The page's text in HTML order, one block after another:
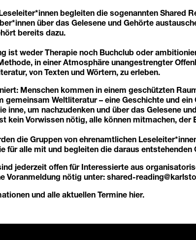
begleiten die sogenannten Shared
über das Gelesene und Gehörte
bereits dazu.
ist weder Therapie noch Buchclub oder
in einer Atmosphäre unangestrengter
von Texten und Wörtern, zu erleben.
Menschen kommen in einem geschützten
gemeinsam Weltliteratur – eine Geschichte und ein
inne, um nachzudenken und über das Gelesene
kein Vorwissen nötig, alle können mitmachen, der
die Gruppen von ehrenamtlichen
für alle mit und begleiten die daraus entstehenden
jederzeit offen für Interessierte aus
Voranmeldung nötig unter: shared-
und alle aktuellen Termine hier.